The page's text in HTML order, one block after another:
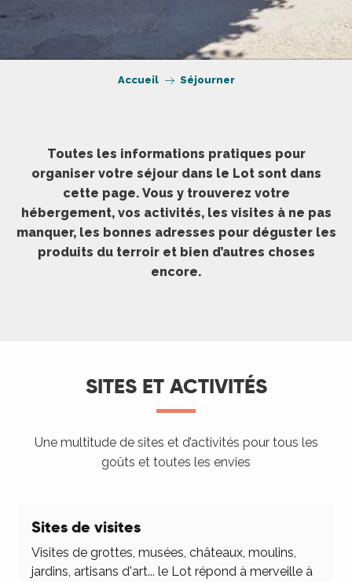
Accueil Séjourner
Toutes les informations pratiques pour
organiser votre séjour dans le Lot sont dans
cette page. Vous y trouverez votre
hébergement, vos activités, les visites à ne pas
manquer, les bonnes adresses pour déguster les
produits du terroir et bien d’autres choses
encore.
SITES ET ACTIVITÉS
Une multitude de sites et d’activités pour tous les
goûts et toutes les envies
Sites de visites
Visites de grottes, musées, châteaux, moulins,
jardins, artisans d'art... le Lot répond à merveille à